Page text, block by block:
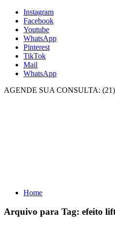
Instagram
Facebook
Youtube
WhatsApp
Pinterest
TikTok
Mail
WhatsApp
AGENDE SUA CONSULTA:
Home
Arquivo para Tag: efeito